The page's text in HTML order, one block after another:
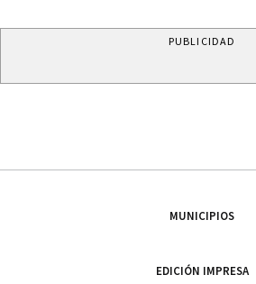
PUBLICIDAD
MUNICIPIOS
EDICIÓN IMPRESA